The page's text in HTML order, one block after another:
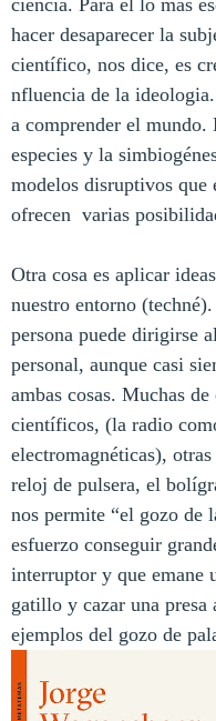
ciencia. Para él lo mas
hacer desaparecer la
científico, nos dice, es
nfluencia de la
a comprender el
especies y la
modelos disruptivos
ofrecen varias
Otra cosa es aplicar
nuestro entorno
persona puede dirigirse
personal, aunque casi
ambas cosas. Muchas
científicos, (la radio
electromagnéticas),
reloj de pulsera, el
nos permite “el gozo de
esfuerzo conseguir
interruptor y que emane
gatillo y cazar una
ejemplos del gozo de